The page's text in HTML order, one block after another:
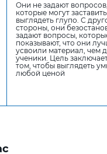
Они не задают вопросов,
которые могут
выглядеть глупо. С
стороны, они
задают вопросы,
показывают, что они
усвоили материал, чем
ученики. Цель
том, чтобы выглядеть
любой ценой